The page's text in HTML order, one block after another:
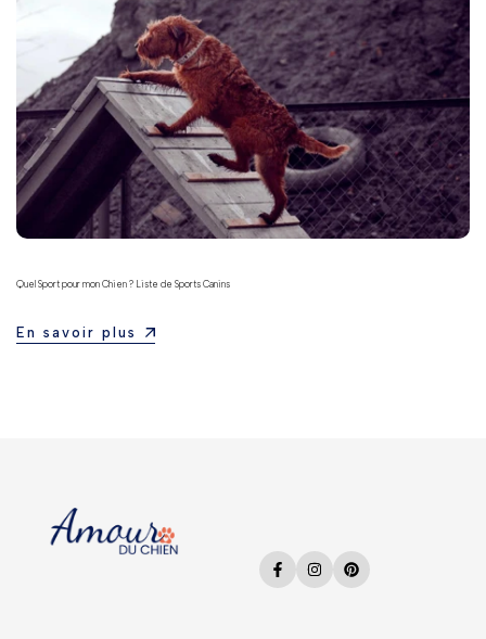
Quel Sport pour mon Chien ? Liste de Sports Canins
En savoir plus
Facebook
InstagramPinterest